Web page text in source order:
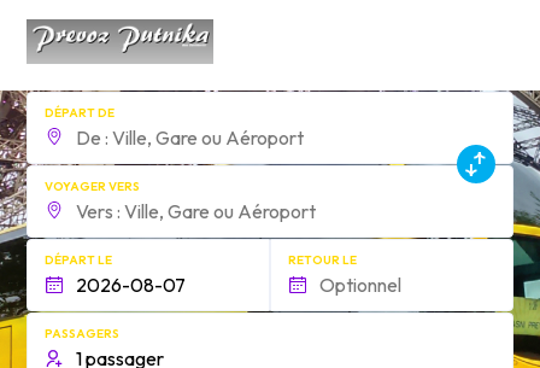
DÉPART DE
VOYAGER VERS
DÉPART LE RETOUR LE
PASSAGERS